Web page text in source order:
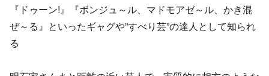
『ドゥーン!』『ボンジュ～ル、マドモアゼ～ル、かき混
ぜ～る』といったギャグや”すべり芸”の達人として知られ
る